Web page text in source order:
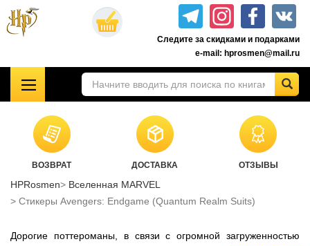
Перейти
Следите за скидками и подарками
e-mail: hprosmen@mail.ru
Комплекты книг о Гарри Поттере
Акционные товары к комплекту 7 книг Росмэн
Гарри Поттер на английском
ВОЗВРАТ ДОСТАВКА ОТЗЫВЫ
HPRosmen
Вселенная MARVEL
Стикеры Avengers: Endgame (Quantum Realm Suits)
Дорогие поттероманы, в связи с огромной загруженностью